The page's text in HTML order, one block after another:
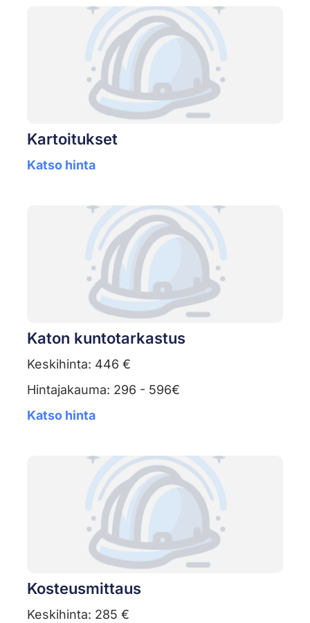
Kartoitukset
Katso hinta
Katon kuntotarkastus
Keskihinta: 446 €
Hintajakauma: 296 - 596€
Katso hinta
Kosteusmittaus
Keskihinta: 285 €